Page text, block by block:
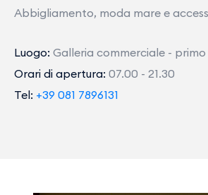
Abbigliamento, moda mare e
Luogo: Galleria commerciale -
Orari di apertura: 07.00 - 21.30
Tel: +39 081 7896131